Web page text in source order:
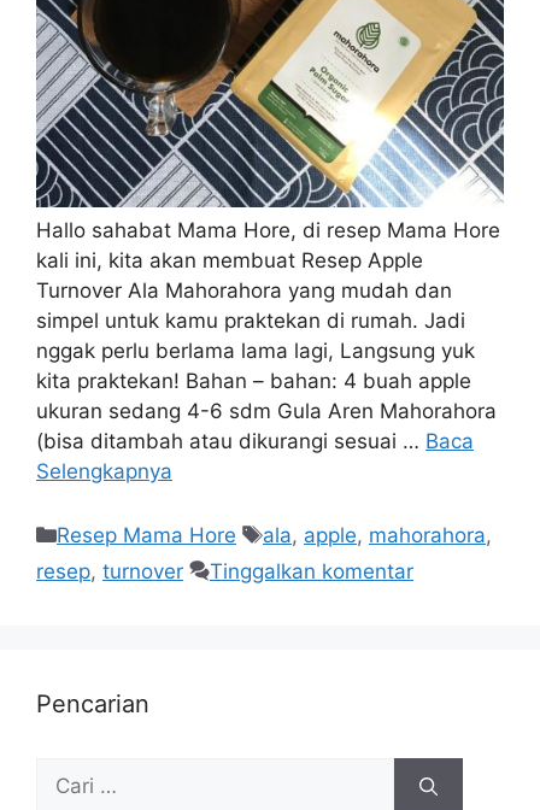
Hallo sahabat Mama Hore, di resep Mama Hore
kali ini, kita akan membuat Resep Apple
Turnover Ala Mahorahora yang mudah dan
simpel untuk kamu praktekan di rumah. Jadi
nggak perlu berlama lama lagi, Langsung yuk
kita praktekan! Bahan – bahan: 4 buah apple
ukuran sedang 4-6 sdm Gula Aren Mahorahora
(bisa ditambah atau dikurangi sesuai … Baca
Selengkapnya
Resep Mama Hore ala, apple, mahorahora,
resep, turnover Tinggalkan komentar
Pencarian